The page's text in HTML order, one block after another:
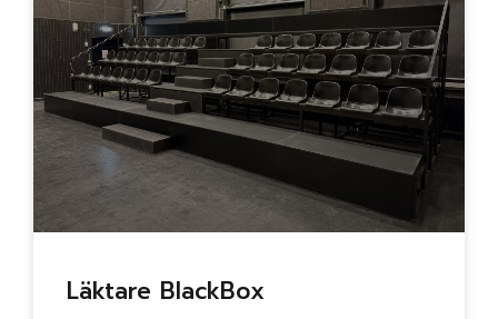
Läktare BlackBox